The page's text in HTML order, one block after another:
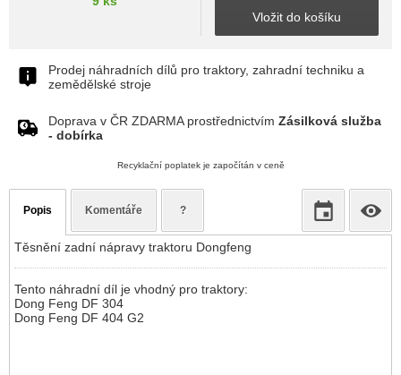
Vložit do košíku
Prodej náhradních dílů pro traktory, zahradní techniku a
zemědělské stroje
Doprava v ČR ZDARMA prostřednictvím Zásilková služba
- dobírka
Recyklační poplatek je započítán v ceně
Popis Komentáře ?
Těsnění zadní nápravy traktoru Dongfeng
Tento náhradní díl je vhodný pro traktory:
Dong Feng DF 304
Dong Feng DF 404 G2